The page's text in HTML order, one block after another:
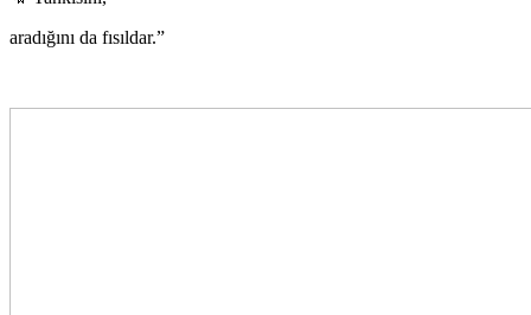
aradığını da fısıldar.”